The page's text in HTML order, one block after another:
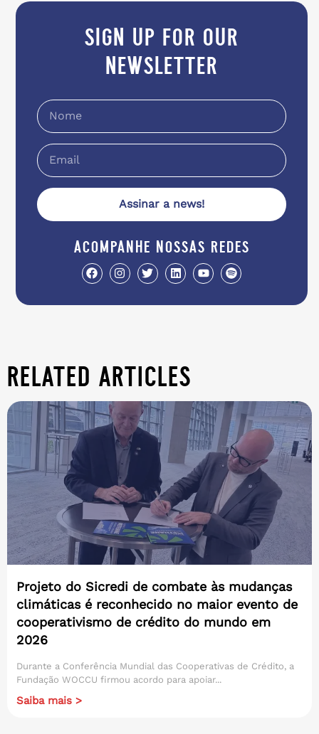
sign up for our
newsletter
Assinar a news!
acompanhe nossas redes
related articles
Projeto do Sicredi de combate às mudanças
climáticas é reconhecido no maior evento de
cooperativismo de crédito do mundo em
2026
Durante a Conferência Mundial das Cooperativas de Crédito, a
Fundação WOCCU firmou acordo para apoiar...
Saiba mais >